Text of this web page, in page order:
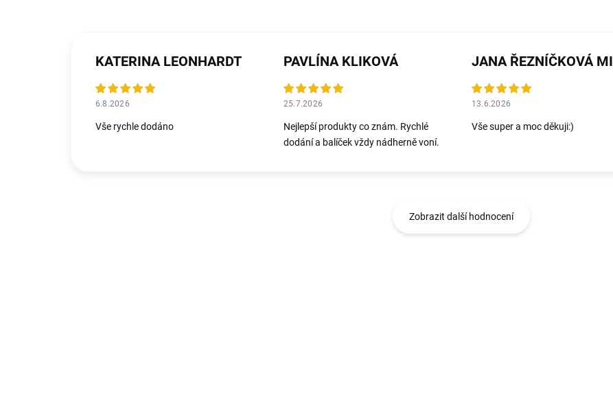
KATERINA LEONHARDT
6.8.2026
Vše rychle dodáno
PAVLÍNA KLIKOVÁ
25.7.2026
Nejlepší produkty co znám. Rychlé
dodání a balíček vždy nádherně voní.
13.6.2026
Vše super a moc děkuji:)
Zobrazit další hodnocení